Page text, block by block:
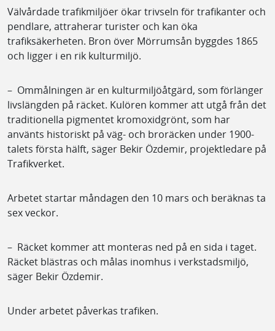
Välvårdade trafikmiljöer ökar trivseln för trafikanter och
pendlare, attraherar turister och kan öka
trafiksäkerheten. Bron över Mörrumsån byggdes 1865
och ligger i en rik kulturmiljö.
– Ommålningen är en kulturmiljöåtgärd, som förlänger
livslängden på räcket. Kulören kommer att utgå från det
traditionella pigmentet kromoxidgrönt, som har
använts historiskt på väg- och broräcken under 1900-
talets första hälft, säger Bekir Özdemir, projektledare på
Trafikverket.
Arbetet startar måndagen den 10 mars och beräknas ta
sex veckor.
– Räcket kommer att monteras ned på en sida i taget.
Räcket blästras och målas inomhus i verkstadsmiljö,
säger Bekir Özdemir.
Under arbetet påverkas trafiken.